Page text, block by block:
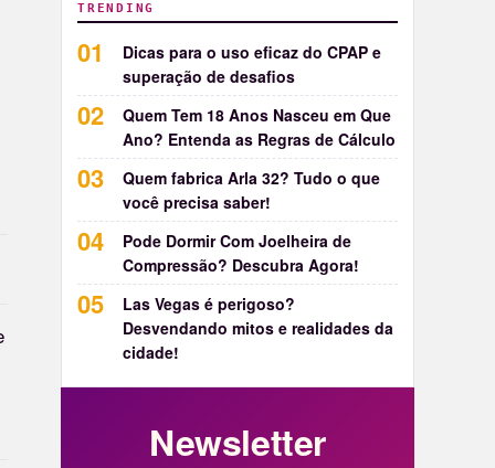
TRENDING
Dicas para o uso eficaz do CPAP e
superação de desafios
Quem Tem 18 Anos Nasceu em Que
Ano? Entenda as Regras de Cálculo
Quem fabrica Arla 32? Tudo o que
você precisa saber!
Pode Dormir Com Joelheira de
Compressão? Descubra Agora!
Las Vegas é perigoso?
Desvendando mitos e realidades da
cidade!
Newsletter